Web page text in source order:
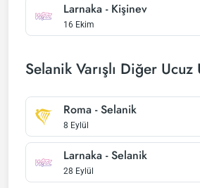
Larnaka - Kişinev
16 Ekim
Selanik Varışlı Diğer Ucuz
Roma - Selanik
8 Eylül
Larnaka - Selanik
28 Eylül